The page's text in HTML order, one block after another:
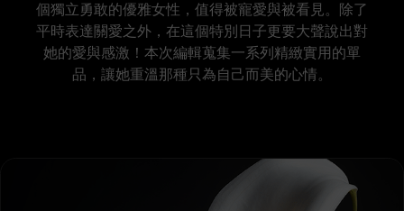
個獨立勇敢的優雅女性，值得被寵愛與被看見。除了
平時表達關愛之外，在這個特別日子更要大聲說出對
她的愛與感激！本次編輯蒐集一系列精緻實用的單
品，讓她重溫那種只為自己而美的心情。